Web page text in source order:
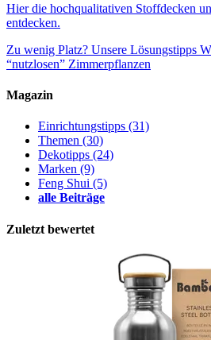
Hier die hochqualitativen Stoffdecken
entdecken.
Zu wenig Platz? Unsere Lösungstipps
“nutzlosen” Zimmerpflanzen
Magazin
Einrichtungstipps (31)
Themen (30)
Dekotipps (24)
Marken (9)
Feng Shui (5)
alle Beiträge
Zuletzt bewertet